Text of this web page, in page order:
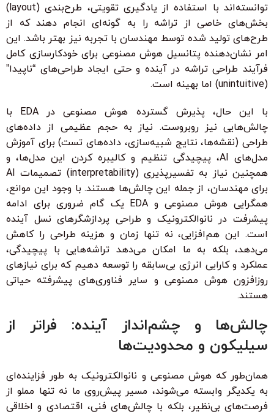
توانسته‌اند با استفاده از یادگیری تقویتی، طرح‌بندی (layout)
بخش‌های خاصی از تراشه را به گونه‌ای انجام دهند که از
طرح‌های تولید شده توسط مهندسان با تجربه نیز بهتر باشد. این
امر نشان‌دهنده پتانسیل هوش مصنوعی برای خودکارسازی کامل
فرآیند طراحی تراشه در آینده و حتی ایجاد طراحی‌های “ناپیدا”
(unintuitive) اما بهینه است.
با این حال، پذیرش گسترده هوش مصنوعی در EDA با
چالش‌هایی نیز روبروست. نیاز به حجم عظیمی از داده‌های
طراحی (نقشه‌ها، نتایج شبیه‌سازی، داده‌های تست) برای آموزش
مدل‌های AI، پیچیدگی تنظیم و کالیبره کردن این مدل‌ها، و
همچنین نیاز به تفسیرپذیری (interpretability) تصمیمات AI
برای مهندسان، از جمله این چالش‌ها هستند. با وجود این موانع،
همگرایی هوش مصنوعی و EDA یک گام ضروری برای ادامه
پیشرفت در نانوالکترونیک و طراحی پردازشگرهای نسل آینده
است. این هم‌افزایی، نه تنها زمان و هزینه طراحی را کاهش
می‌دهد، بلکه به ما امکان می‌دهد تراشه‌هایی با پیچیدگی،
عملکرد و کارایی انرژی بی‌سابقه را توسعه دهیم که برای نیازهای
روزافزون هوش مصنوعی و سایر فناوری‌های پیشرفته حیاتی
هستند.
چالش‌ها و چشم‌انداز آینده: فراتر از
سیلیکون و محدودیت‌ها
همان‌طور که هوش مصنوعی و نانوالکترونیک به طور فزاینده‌ای
به یکدیگر وابسته می‌شوند، مسیر پیش‌روی ما نه تنها مملو از
فرصت‌های بی‌نظیر، بلکه با چالش‌های فنی، اقتصادی و اخلاقی